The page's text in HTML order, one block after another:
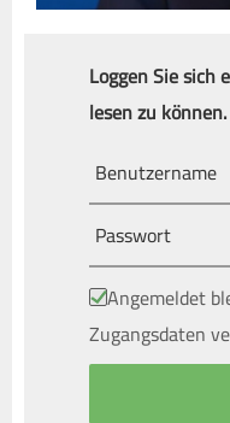
Loggen Sie sich
lesen zu können.
Angemeldet
Zugangsdaten